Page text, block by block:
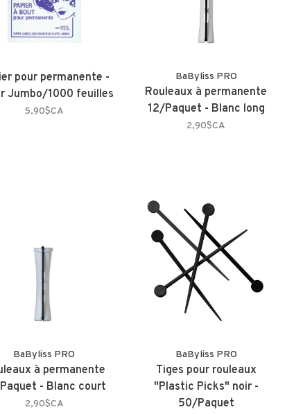
pour permanente -
Jumbo/1000 feuilles
5,90$CA
BaByliss PRO
Rouleaux à permanente
12/Paquet - Blanc long
2,90$CA
BaByliss PRO
à permanente
- Blanc court
2,90$CA
BaByliss PRO
Tiges pour rouleaux
"Plastic Picks" noir -
50/Paquet